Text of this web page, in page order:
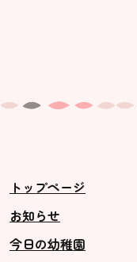
トップページ
お知らせ
今日の幼稚園